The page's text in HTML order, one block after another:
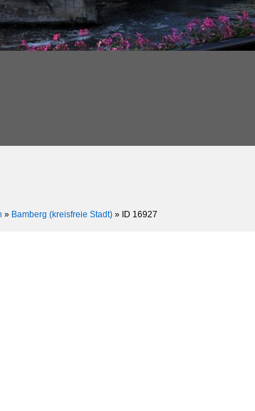
» Bamberg (kreisfreie Stadt) » ID 16927